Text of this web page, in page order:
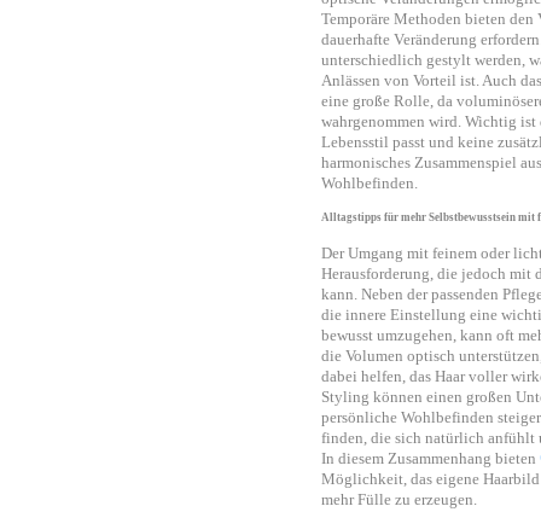
Temporäre Methoden bieten
dauerhafte Veränderung
unterschiedlich gestylt werden,
Anlässen von Vorteil ist. Auch
eine große Rolle, da
wahrgenommen wird. Wichtig
Lebensstil passt und keine
harmonisches Zusammenspiel
Wohlbefinden.
Alltagstipps für mehr Selbstbewusstsein mit
Der Umgang mit feinem oder
Herausforderung, die jedoch mit
kann. Neben der passenden
die innere Einstellung eine
bewusst umzugehen, kann oft
die Volumen optisch
dabei helfen, das Haar voller
Styling können einen großen
persönliche Wohlbefinden
finden, die sich natürlich
In diesem Zusammenhang bieten
Möglichkeit, das eigene
mehr Fülle zu erzeugen.